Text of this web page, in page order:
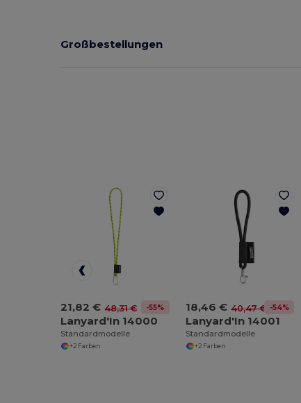
Großbestellungen
21,82 € 48,31 € -55%
Lanyard'In 14000
Standardmodelle
+2 Farben
18,46 € 40,47 € -54%
Lanyard'In 14001
Standardmodelle
+2 Farben